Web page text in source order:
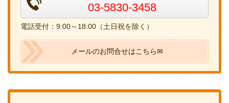
03-5830-3458
電話受付：9:00～18:00（土日祝を除く）
メールのお問合せはこちら✉